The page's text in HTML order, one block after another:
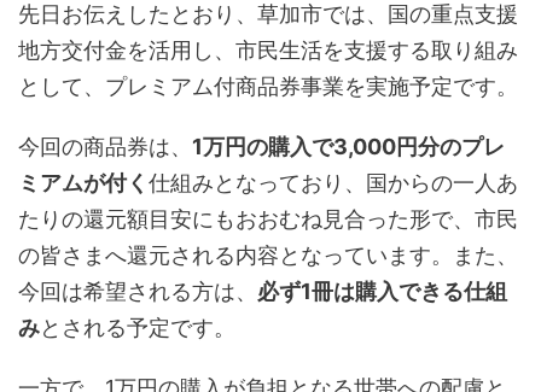
先日お伝えしたとおり、草加市では、国の重点支援
地方交付金を活用し、市民生活を支援する取り組み
として、プレミアム付商品券事業を実施予定です。
今回の商品券は、 1万円の購入で3,000円分のプレ
ミアムが付く 仕組みとなっており、国からの一人あ
たりの還元額目安にもおおむね見合った形で、市民
の皆さまへ還元される内容となっています。また、
今回は希望される方は、 必ず1冊は購入できる仕組
みとされる予定です。